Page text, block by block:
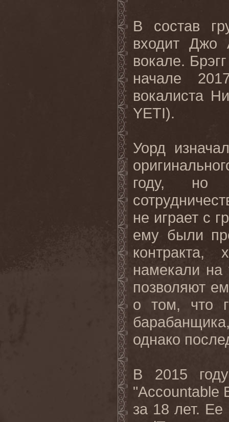
В состав
входит Джо
вокале.
начале
вокалиста
YETI).
Уорд
году, но
не играет с
ему были
контракта,
намекали на
позволяют
о том, что
однако
В 2015
"Accountable
за 18 лет.